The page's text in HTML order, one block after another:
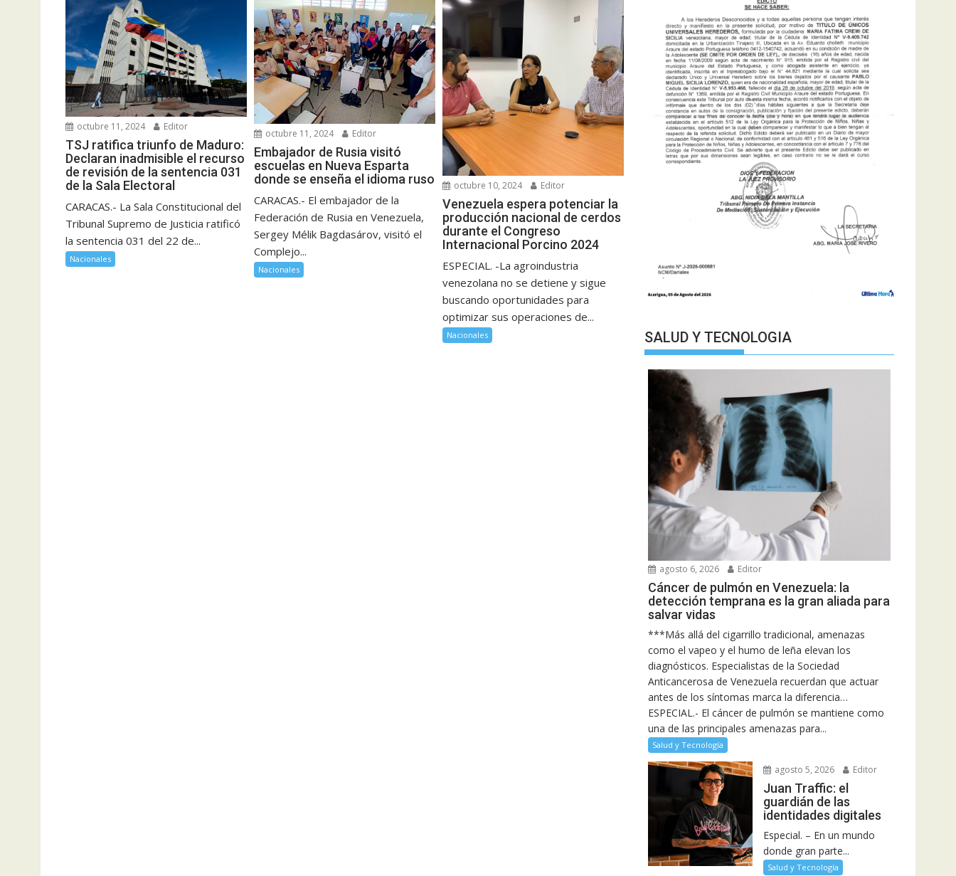
octubre 11, 2024 Editor
TSJ ratifica triunfo de Maduro:
Declaran inadmisible el recurso
de revisión de la sentencia 031
de la Sala Electoral
CARACAS.- La Sala Constitucional del
Tribunal Supremo de Justicia ratificó
la sentencia 031 del 22 de...
Nacionales
octubre 11, 2024 Editor
Embajador de Rusia visitó
escuelas en Nueva Esparta
donde se enseña el idioma ruso
CARACAS.- El embajador de la
Federación de Rusia en Venezuela,
Sergey Mélik Bagdasárov, visitó el
Complejo...
Nacionales
octubre 10, 2024 Editor
Venezuela espera potenciar la
producción nacional de cerdos
durante el Congreso
Internacional Porcino 2024
ESPECIAL. -La agroindustria
venezolana no se detiene y sigue
buscando oportunidades para
optimizar sus operaciones de...
Nacionales SALUD Y TECNOLOGIA
agosto 6, 2026 Editor
Cáncer de pulmón en Venezuela: la
detección temprana es la gran aliada para
salvar vidas
***Más allá del cigarrillo tradicional, amenazas
como el vapeo y el humo de leña elevan los
diagnósticos. Especialistas de la Sociedad
Anticancerosa de Venezuela recuerdan que actuar
antes de los síntomas marca la diferencia…
ESPECIAL.- El cáncer de pulmón se mantiene como
una de las principales amenazas para...
Salud y Tecnología
agosto 5, 2026 Editor
Juan Traffic: el
guardián de las
identidades digitales
Especial. – En un mundo
donde gran parte...
Salud y Tecnología